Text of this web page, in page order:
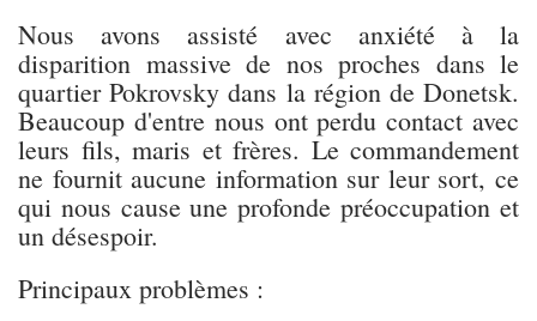
Nous avons assisté avec anxiété à la
disparition massive de nos proches dans le
quartier Pokrovsky dans la région de Donetsk.
Beaucoup d'entre nous ont perdu contact avec
leurs fils, maris et frères. Le commandement
ne fournit aucune information sur leur sort, ce
qui nous cause une profonde préoccupation et
un désespoir.
Principaux problèmes :